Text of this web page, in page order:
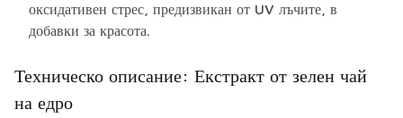
оксидативен стрес, предизвикан от UV лъчите, в
добавки за красота.
Техническо описание: Екстракт от зелен чай
на едро